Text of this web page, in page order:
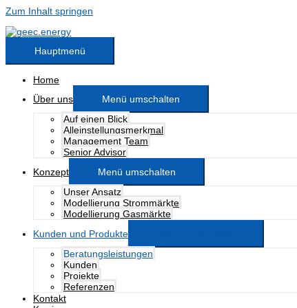
Zum Inhalt springen
Hauptmenü
Home
Über uns
Menü umschalten
Auf einen Blick
Alleinstellungsmerkmal
Management Team
Senior Advisor
Konzept
Menü umschalten
Unser Ansatz
Modellierung Strommärkte
Modellierung Gasmärkte
Kunden und Produkte
Beratungsleistungen
Kunden
Projekte
Referenzen
Kontakt